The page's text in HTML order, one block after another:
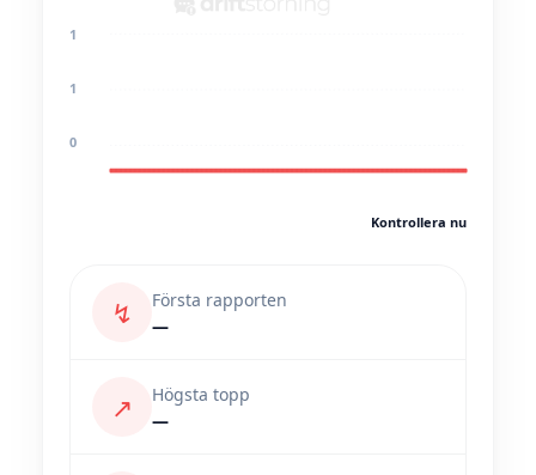
1
1
0
Kontrollera nu
↯
Första rapporten
—
↗
Högsta topp
—